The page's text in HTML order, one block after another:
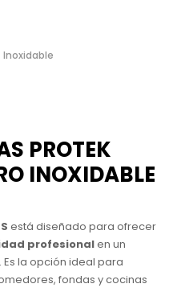
Inoxidable
PROTEK
INOXIDABLE
está diseñado para ofrecer
profesionalen un
. Es la opción ideal para
fondas y cocinas